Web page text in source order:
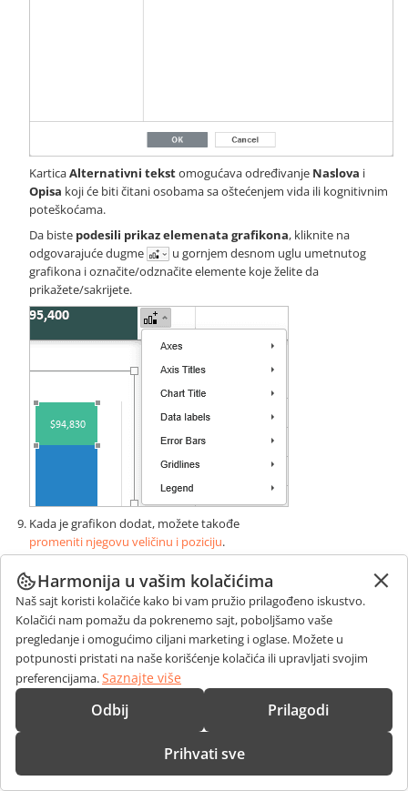
KarticaAlternativni tekstomogućava određivanje Naslova i
Opisa koji će biti čitani osobama sa oštećenjem vida ili kognitivnim
poteškoćama.
Da biste podesili prikaz elemenata grafikona, kliknite na
odgovarajuće dugme
u gornjem desnom uglu umetnutog
grafikona i označite/odznačite elemente koje želite da
prikažete/sakrijete.
Kada je grafikon dodat, možete takođe
promeniti njegovu veličinu i poziciju.
vertikalno ili horizontalno.
Možete takođe dodati grafikon u tekstualni rezervisani prostor
pritiskom na ikonu
Grafikonunutar njega i odabirom potrebnog
tipa grafikona:
Harmonija u vašim kolačićima
Naš sajt koristi kolačiće kako bi vam pružio prilagođeno iskustvo.
Kolačići nam pomažu da pokrenemo sajt, poboljšamo vaše
pregledanje i omogućimo ciljani marketing i oglase. Možete u
potpunosti pristati na naše korišćenje kolačića ili upravljati svojim
preferencijama.Saznajte više
Odbij Prilagodi
Prihvati sve